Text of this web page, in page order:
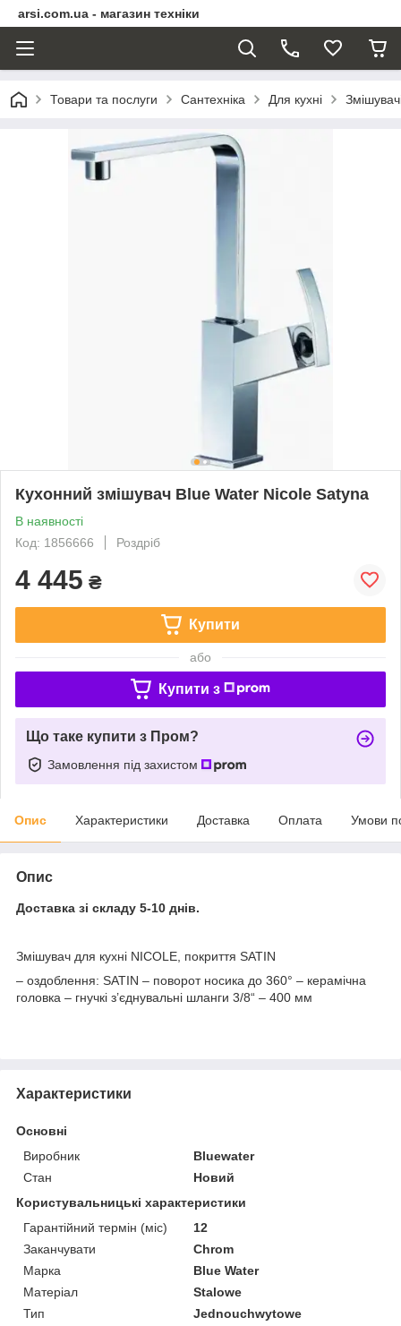
arsi.com.ua - магазин техніки
Товари та послуги Сантехніка Для кухні
Кухонний змішувач Blue Water Nicole Satyna
В наявності
Код: 1856666
Роздріб
4 445 ₴
Купити
або
Купити з
Що таке купити з Пром?
Замовлення під захистом
Опис Характеристики Доставка Оплата Умови
Опис
Доставка зі складу 5-10 днів.
Змішувач для кухні NICOLE, покриття SATIN
– оздоблення: SATIN – поворот носика до 360° – керамічна
головка – гнучкі з’єднувальні шланги 3/8“ – 400 мм
Характеристики
Основні
Виробник
Bluewater
Стан
Новий
Користувальницькі характеристики
Гарантійний термін (міс)
12
Заканчувати
Chrom
Марка
Blue Water
Матеріал
Stalowe
Тип
Jednouchwytowe